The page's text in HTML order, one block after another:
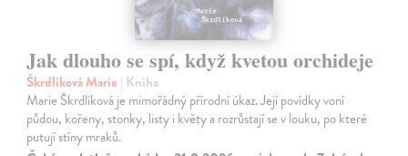
Jak dlouho se spí, když kvetou orchideje
Škrdlíková Marie | Kniha
Marie Škrdlíková je mimořádný přírodní úkaz. Její povídky voní
půdou, kořeny, stonky, listy i květy a rozrůstají se v louku, po které
putují stíny mraků.